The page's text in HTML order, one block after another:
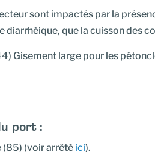
sont impactés par la
que la cuisson des
Gisement large pour les
port :
(85) (voir arrêté ici).